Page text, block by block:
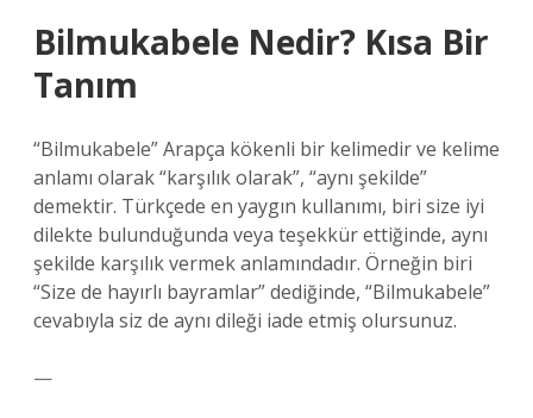
Bilmukabele Nedir? Kısa Bir
Tanım
“Bilmukabele” Arapça kökenli bir kelimedir ve kelime
anlamı olarak “karşılık olarak”, “aynı şekilde”
demektir. Türkçede en yaygın kullanımı, biri size iyi
dilekte bulunduğunda veya teşekkür ettiğinde, aynı
şekilde karşılık vermek anlamındadır. Örneğin biri
“Size de hayırlı bayramlar” dediğinde, “Bilmukabele”
cevabıyla siz de aynı dileği iade etmiş olursunuz.
—